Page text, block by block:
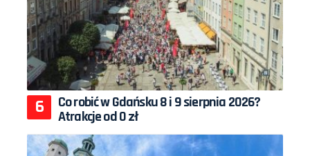
Co robić w Gdańsku 8 i 9 sierpnia 2026?
Atrakcje od 0 zł